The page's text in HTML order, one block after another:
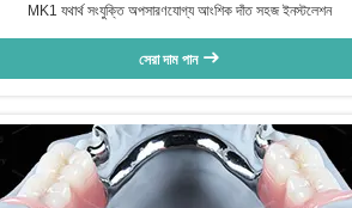
MK1 যথার্থ সংযুক্তি অপসারণযোগ্য আংশিক দাঁত সহজ ইনস্টলেশন
সেরা দাম পান